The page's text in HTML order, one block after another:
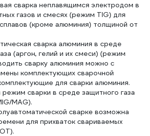
сварка неплавящимся электродом в
газов и смесях (режим TIG) для
(кроме алюминия) толщиной от
сварка алюминия в среде
(аргон, гелий и их смеси) (режим
сварку алюминия можно с
комплектующих сварочной
для сварки алюминия.
сварки в среде защитного газа
MAG).
сварке возможна
для прихваток свариваемых